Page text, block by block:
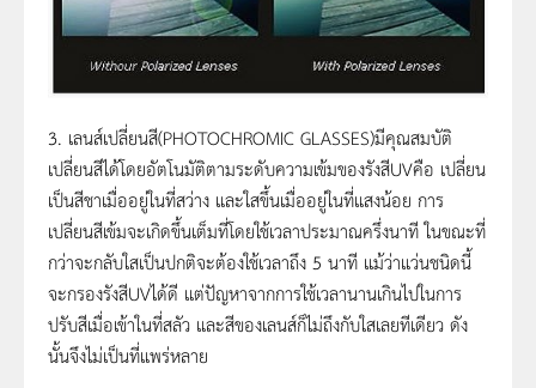
3. เลนส์เปลี่ยนสี(PHOTOCHROMIC GLASSES)มีคุณสมบัติ
เปลี่ยนสีได้โดยอัตโนมัติตามระดับความเข้มของรังสีUVคือ เปลี่ยน
เป็นสีชาเมื่ออยู่ในที่สว่าง และใสขึ้นเมื่ออยู่ในที่แสงน้อย การ
เปลี่ยนสีเข้มจะเกิดขึ้นเต็มที่โดยใช้เวลาประมาณครึ่งนาที ในขณะที่
กว่าจะกลับใสเป็นปกติจะต้องใช้เวลาถึง 5 นาที แม้ว่าแว่นชนิดนี้
จะกรองรังสีUVได้ดี แต่ปัญหาจากการใช้เวลานานเกินไปในการ
ปรับสีเมื่อเข้าในที่สลัว และสีของเลนส์ก็ไม่ถึงกับใสเลยทีเดียว ดัง
นั้นจึงไม่เป็นที่แพร่หลาย